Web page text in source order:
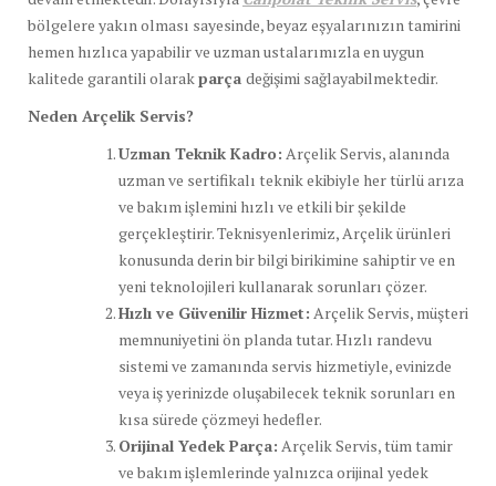
bölgelere yakın olması sayesinde, beyaz eşyalarınızın tamirini
hemen hızlıca yapabilir ve uzman ustalarımızla en uygun
kalitede garantili olarakparça değişimi sağlayabilmektedir.
Neden Arçelik Servis?
Uzman Teknik Kadro: Arçelik Servis, alanında
uzman ve sertifikalı teknik ekibiyle her türlü arıza
ve bakım işlemini hızlı ve etkili bir şekilde
gerçekleştirir. Teknisyenlerimiz, Arçelik ürünleri
konusunda derin bir bilgi birikimine sahiptir ve en
yeni teknolojileri kullanarak sorunları çözer.
Hızlı ve Güvenilir Hizmet: Arçelik Servis, müşteri
memnuniyetini ön planda tutar. Hızlı randevu
sistemi ve zamanında servis hizmetiyle, evinizde
veya iş yerinizde oluşabilecek teknik sorunları en
kısa sürede çözmeyi hedefler.
Orijinal Yedek Parça: Arçelik Servis, tüm tamir
ve bakım işlemlerinde yalnızca orijinal yedek